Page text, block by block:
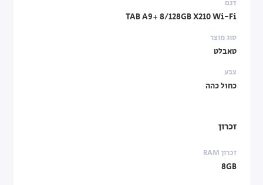
דגם
TAB A9+ 8/128GB X210 Wi-Fi
סוג מוצר
טאבלט
צבע
כחול כהה
זכרון
זכרון RAM
8GB